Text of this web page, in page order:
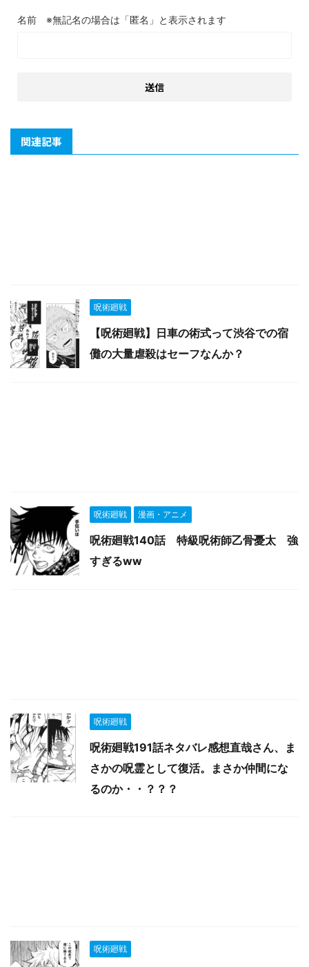
名前
関連記事
呪術廻戦
【呪術廻戦】日車の術式って渋谷での宿
儺の大量虐殺はセーフなんか？
呪術廻戦 漫画・アニメ
呪術廻戦140話 特級呪術師乙骨憂太 強
すぎるww
呪術廻戦
呪術廻戦191話ネタバレ感想直哉さん、ま
さかの呪霊として復活。まさか仲間にな
るのか・・？？？
呪術廻戦